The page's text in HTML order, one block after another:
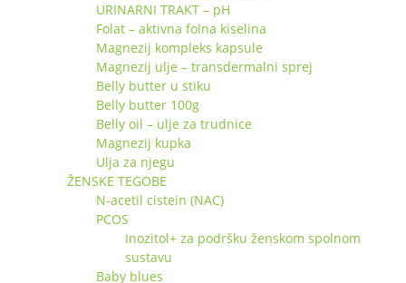
URINARNI TRAKT – pH
Folat – aktivna folna kiselina
Magnezij kompleks kapsule
Magnezij ulje – transdermalni sprej
Belly butter u stiku
Belly butter 100g
Belly oil – ulje za trudnice
Magnezij kupka
Ulja za njegu
ŽENSKE TEGOBE
N-acetil cistein (NAC)
PCOS
Inozitol+ za podršku ženskom spolnom
sustavu
Baby blues